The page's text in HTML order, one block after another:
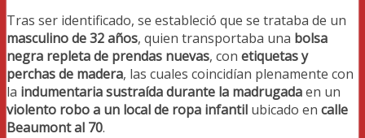
Tras ser identificado, se estableció que se trataba de un
masculino de 32 años, quien transportaba una bolsa
negra repleta de prendas nuevas, con etiquetas y
perchas de madera, las cuales coincidían plenamente con
la indumentaria sustraída durante la madrugadaen un
violento robo a un local de ropa infantil ubicado en calle
Beaumont al 70.